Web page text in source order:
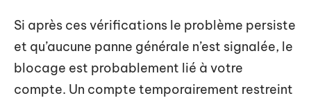
Si après ces vérifications le problème persiste
et qu’aucune panne générale n’est signalée, le
blocage est probablement lié à votre
compte. Un compte temporairement restreint